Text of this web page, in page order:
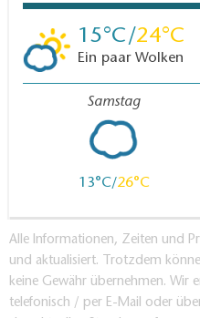
15 24
Ein paar Wolken
Samstag
13 26
Alle Informationen, Zeiten und
und aktualisiert. Trotzdem
keine Gewähr übernehmen. Wir
telefonisch / per E-Mail oder